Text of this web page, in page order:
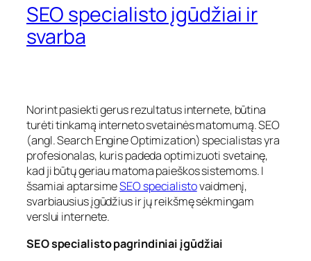
SEO specialisto įgūdžiai ir
svarba
Norint pasiekti gerus rezultatus internete, būtina
turėti tinkamą interneto svetainės matomumą. SEO
(angl. Search Engine Optimization) specialistas yra
profesionalas, kuris padeda optimizuoti svetainę,
kad ji būtų geriau matoma paieškos sistemoms. I
šsamiai aptarsimeSEO specialistovaidmenį,
svarbiausius įgūdžius ir jų reikšmę sėkmingam
verslui internete.
SEO specialisto pagrindiniai įgūdžiai